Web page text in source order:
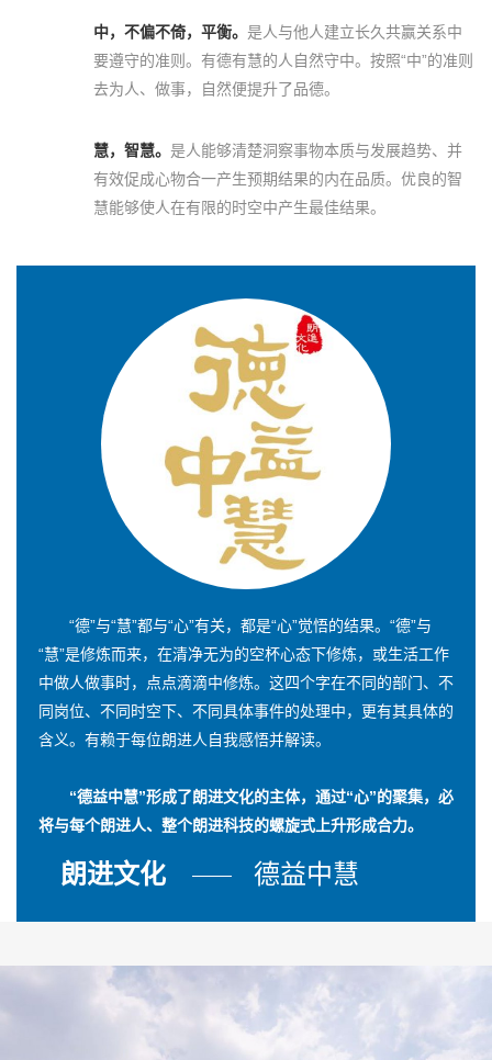
中，不偏不倚，平衡。 是人与他人建立长久共赢关系中
要遵守的准则。有德有慧的人自然守中。按照“中”的准则
去为人、做事，自然便提升了品德。
慧，智慧。 是人能够清楚洞察事物本质与发展趋势、并
有效促成心物合一产生预期结果的内在品质。优良的智
慧能够使人在有限的时空中产生最佳结果。
“德”与“慧”都与“心”有关，都是“心”觉悟的结果。“德”与
“慧”是修炼而来，在清净无为的空杯心态下修炼，或生活工作
中做人做事时，点点滴滴中修炼。这四个字在不同的部门、不
同岗位、不同时空下、不同具体事件的处理中，更有其具体的
含义。有赖于每位朗进人自我感悟并解读。
“德益中慧”形成了朗进文化的主体，通过“心”的聚集，必
将与每个朗进人、整个朗进科技的螺旋式上升形成合力。
朗进文化 德益中慧